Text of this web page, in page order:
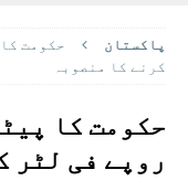
پاکستان
کرنے کا منصوبہ
روپے فی لٹر